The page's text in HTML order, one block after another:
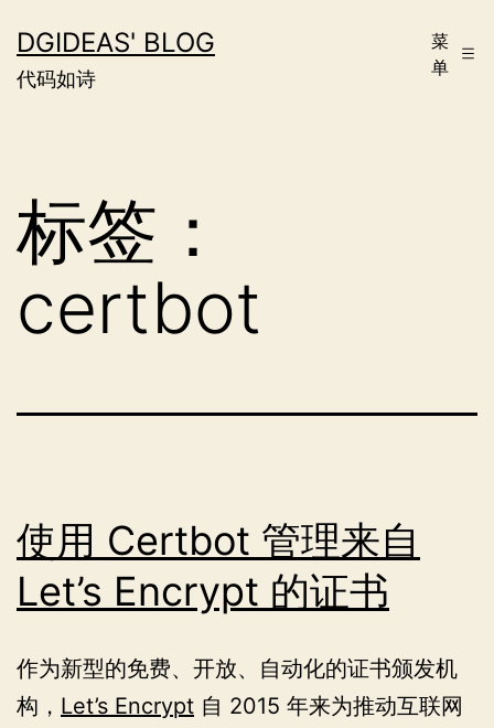
至
内
DGIDEAS' BLOG
代码如诗
菜
单
标签：
certbot
使用 Certbot 管理来自
Let’s Encrypt 的证书
作为新型的免费、开放、自动化的证书颁发机
构， Let’s Encrypt 自 2015 年来为推动互联网